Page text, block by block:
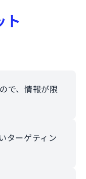
ト
で、情報が限
ターゲティン